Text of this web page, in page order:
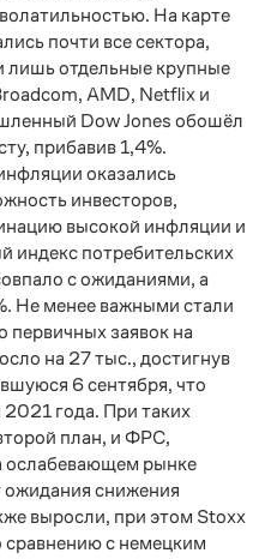
На карте
почти все сектора,
лишь отдельные крупные
AMD, Netflix и
Dow Jones обошёл
прибавив 1,4%.
оказались
инвесторов,
высокой инфляции и
индекс потребительских
с ожиданиями, а
Не менее важными стали
первичных заявок на
на 27 тыс., достигнув
6 сентября, что
года. При таких
план, и ФРС,
ослабевающем рынке
ожидания снижения
выросли, при этом Stoxx
сравнению с немецким